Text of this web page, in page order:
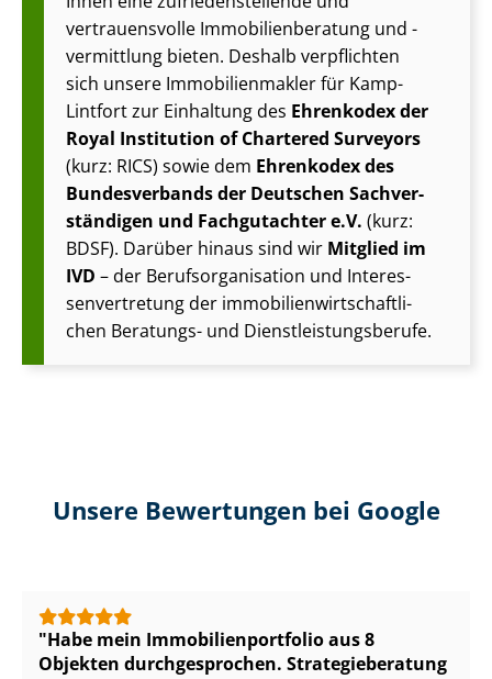
vertrauensvolle Im­mo­bi­li­en­be­ra­tung und -
vermittlung bieten. Deshalb verpflichten
sich unsere Im­mo­bi­li­en­mak­ler für Kamp-
Lintfort zur Einhaltung des Ehrenkodex der
Royal Institution of Chartered Surveyors
(kurz: RICS) sowie dem Ehrenkodex des
Bundesverbands der Deutschen Sach­ver­
stän­di­gen und Fachgutachter e.V. (kurz:
BDSF). Darüber hinaus sind wir Mitglied im
IVD – der Be­rufs­or­ga­ni­sa­ti­on und In­ter­es­
sen­ver­tre­tung der im­mo­bi­li­en­wirt­schaft­li­
chen Beratungs- und Dienst­leis­tungs­be­ru­fe.
Unsere Bewertungen bei Google
Habe mein Im­mo­bi­li­en­port­fo­lio aus 8
Objekten durchgesprochen. Stra­te­gie­be­ra­tung